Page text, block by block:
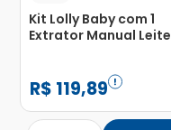
Kit Lolly Baby com 1
Extrator Manual Leite
R$ 119,89